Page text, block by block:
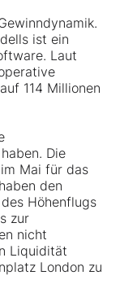
ist ein
Laut
114 Millionen
Die
Mai für das
den
Höhenflugs
zur
nicht
Liquidität
London zu